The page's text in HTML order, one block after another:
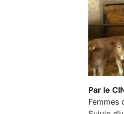
Par le
Femmes